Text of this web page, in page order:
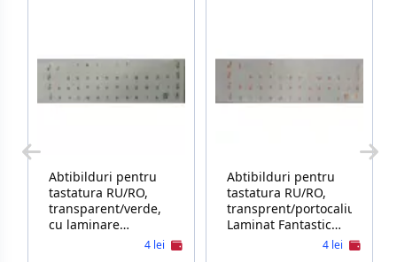
Abtibilduri pentru
tastatura RU/RO,
transparent/verde,
cu laminare
4 lei
Abtibilduri pentru
tastatura RU/RO,
transprent/portocaliu,
Laminat Fantastic
4 lei